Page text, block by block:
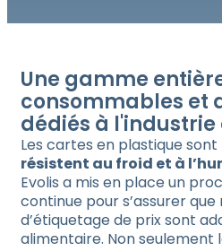
Une gamme
consommables et
dédiés à
Les cartes en plastique sont
résistent au froid et à
Evolis a mis en place un
continue pour s’assurer que
d’étiquetage de prix sont
alimentaire. Non seulement